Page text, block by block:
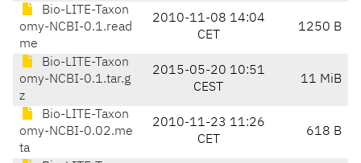
Bio-LITE-Taxon
omy-NCBI-0.1.read
me
2010-11-08 14:04
CET
1250 B
Bio-LITE-Taxon
omy-NCBI-0.1.tar.g
z
2015-05-20 10:51
CEST
11 MiB
Bio-LITE-Taxon
omy-NCBI-0.02.me
ta
2010-11-23 11:26
CET
618 B